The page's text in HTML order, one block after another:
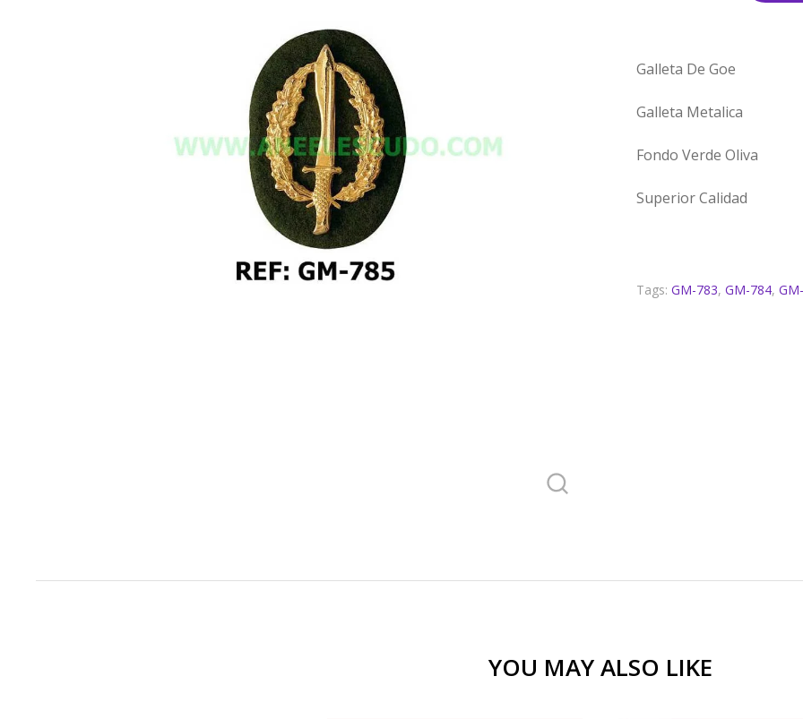
Galleta De Goe
Galleta Metalica
Fondo Verde Oliva
Superior Calidad
Tags: GM-783, GM-784,
YOU MAY ALSO LIKE